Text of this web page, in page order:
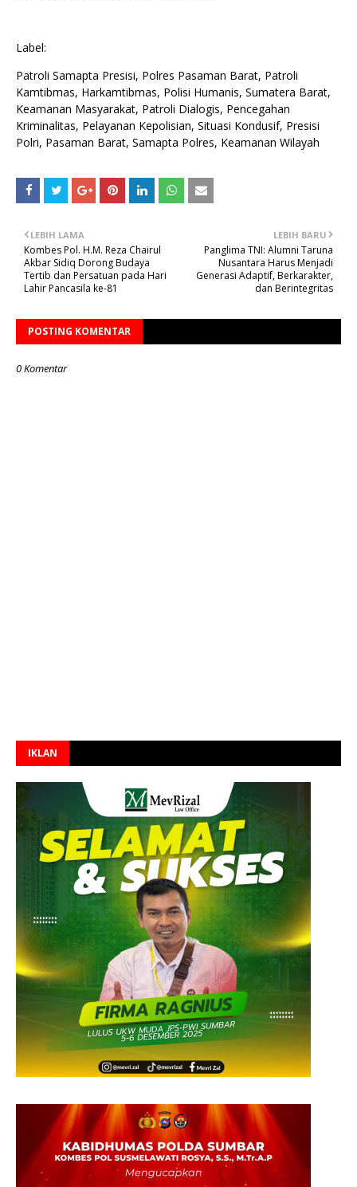
Label:
Patroli Samapta Presisi, Polres Pasaman Barat, Patroli
Kamtibmas, Harkamtibmas, Polisi Humanis, Sumatera Barat,
Keamanan Masyarakat, Patroli Dialogis, Pencegahan
Kriminalitas, Pelayanan Kepolisian, Situasi Kondusif, Presisi
Polri, Pasaman Barat, Samapta Polres, Keamanan Wilayah
LEBIH BARU
Panglima TNI: Alumni Taruna
Nusantara Harus Menjadi
Generasi Adaptif, Berkarakter,
dan Berintegritas
LEBIH LAMA
Kombes Pol. H.M. Reza Chairul
Akbar Sidiq Dorong Budaya
Tertib dan Persatuan pada Hari
Lahir Pancasila ke-81
POSTING KOMENTAR
0 Komentar
IKLAN